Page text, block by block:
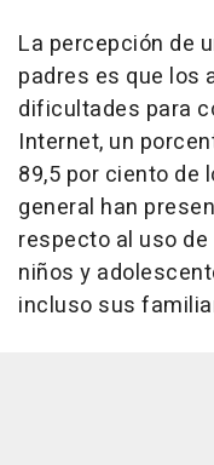
La percepción de
padres es que los
dificultades para
Internet, un
89,5 por ciento de
general han
respecto al uso
niños y
incluso sus